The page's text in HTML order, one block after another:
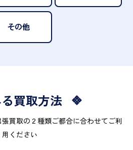
その他
買取方法
買取の２種類ご都合に合わせてご利
用ください